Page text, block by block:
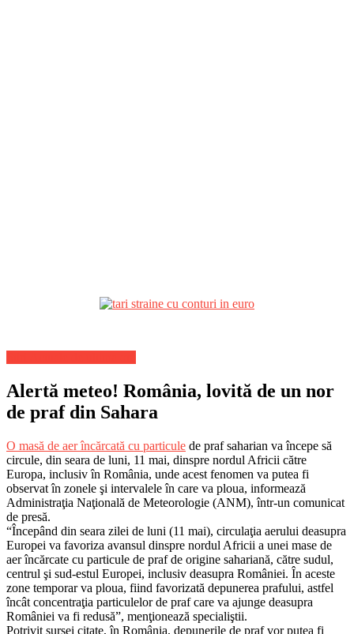
Alertă meteo! România, lovită de un nor
de praf din Sahara
O masă de aer încărcată cu particule de praf saharian va începe să
circule, din seara de luni, 11 mai, dinspre nordul Africii către
Europa, inclusiv în România, unde acest fenomen va putea fi
observat în zonele şi intervalele în care va ploua, informează
Administraţia Naţională de Meteorologie (ANM), într-un comunicat
de presă.
“Începând din seara zilei de luni (11 mai), circulaţia aerului deasupra
Europei va favoriza avansul dinspre nordul Africii a unei mase de
aer încărcate cu particule de praf de origine sahariană, către sudul,
centrul şi sud-estul Europei, inclusiv deasupra României. În aceste
zone temporar va ploua, fiind favorizată depunerea prafului, astfel
încât concentraţia particulelor de praf care va ajunge deasupra
României va fi redusă”, menţionează specialiştii.
Potrivit sursei citate, în România, depunerile de praf vor putea fi